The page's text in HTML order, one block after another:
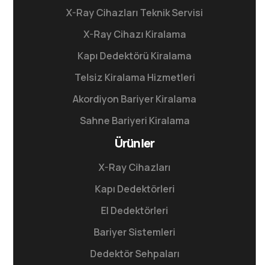
X-Ray Cihazları Teknik Servisi
X-Ray Cihazı Kiralama
Kapı Dedektörü Kiralama
Telsiz Kiralama Hizmetleri
Akordiyon Bariyer Kiralama
Sahne Bariyeri Kiralama
Ürünler
X-Ray Cihazları
Kapı Dedektörleri
El Dedektörleri
Bariyer Sistemleri
Dedektör Sehpaları